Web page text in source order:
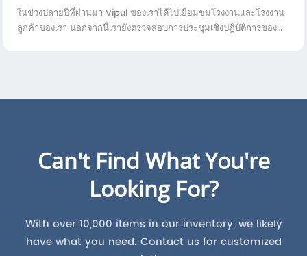
ในช่วงปลายปีที่ผ่านมา Vipul ของเราได้ไปเยี่ยมชมโรงงานและโรงงาน
ลูกค้าของเรา นอกจากนี้เรายังตรวจสอบการประชุมเชิงปฏิบัติการของ
Can't Find What You're
Looking For?
With over 10,000 items in our inventory, we likely
have what you need. Contact us for customized